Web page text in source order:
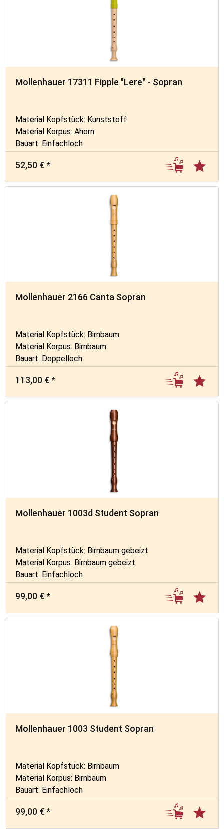
Mollenhauer 17311 Fipple "Lere" - Sopran
Material Kopfstück: Kunststoff
Material Korpus: Ahorn
Bauart: Einfachloch
52,50 € *
Mollenhauer 2166 Canta Sopran
Material Kopfstück: Birnbaum
Material Korpus: Birnbaum
Bauart: Doppelloch
113,00 € *
Mollenhauer 1003d Student Sopran
Material Kopfstück: Birnbaum gebeizt
Material Korpus: Birnbaum gebeizt
Bauart: Einfachloch
99,00 € *
Mollenhauer 1003 Student Sopran
Material Kopfstück: Birnbaum
Material Korpus: Birnbaum
Bauart: Einfachloch
99,00 € *